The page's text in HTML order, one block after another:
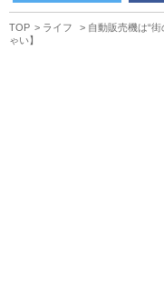
TOP ライフ
自動販売機は“
ゃい】